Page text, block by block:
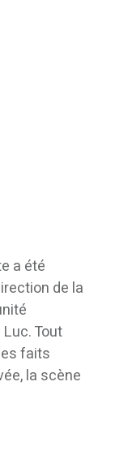
a été
de la
Tout
faits
la scène